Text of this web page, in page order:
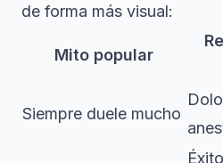
de forma más visual:
Mito popular
Siempre duele mucho